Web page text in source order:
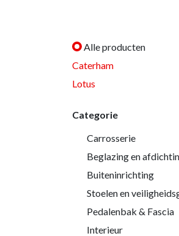
Alle producten
Caterham
Lotus
Categorie
Carrosserie
Beglazing en
Buiteninrichting
Stoelen en
Pedalenbak & Fascia
Interieur